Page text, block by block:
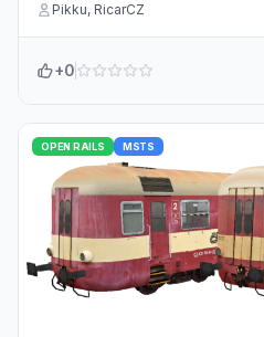
Pikku, RicarCZ
+0
OPEN RAILS MSTS